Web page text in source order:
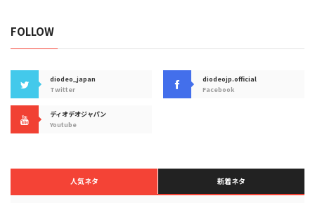
FOLLOW
diodeo_japan
Twitter
diodeojp.official
Facebook
ディオデオジャパン
Youtube
人気ネタ 新着ネタ